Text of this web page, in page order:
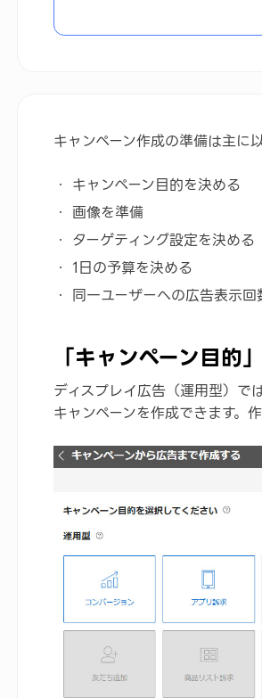
キャンペーン作成の準備は主に
キャンペーン目的を決める
画像を準備
ターゲティング設定を決める
1日の予算を決める
同一ユーザーへの広告表示
「キャンペーン目的
ディスプレイ広告（運用型）で
キャンペーンを作成できます。